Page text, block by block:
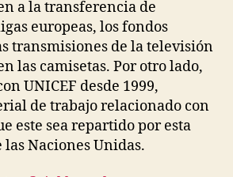
a la transferencia de
europeas, los fondos
transmisiones de la televisión
las camisetas. Por otro lado,
UNICEF desde 1999,
de trabajo relacionado con
este sea repartido por esta
Naciones Unidas.